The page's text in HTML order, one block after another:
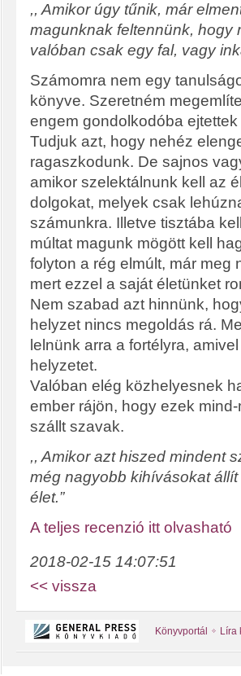
,, Amikor úgy tűnik, már
magunknak feltennünk, hogy
valóban csak egy fal, vagy
Számomra nem egy
könyve. Szeretném
engem gondolkodóba
Tudjuk azt, hogy nehéz
ragaszkodunk. De sajnos
amikor szelektálnunk kell az
dolgokat, melyek csak
számunkra. Illetve tisztába
múltat magunk mögött kell
folyton a rég elmúlt, már meg
mert ezzel a saját életünket
Nem szabad azt hinnünk,
helyzet nincs megoldás rá.
lelnünk arra a fortélyra,
helyzetet.
Valóban elég közhelyesnek
ember rájön, hogy ezek
szállt szavak.
,, Amikor azt hiszed mindent
még nagyobb kihívásokat
élet.”
A teljes recenzió itt olvasható
2018-02-15 14:07:51
<< vissza
Könyvportál Líra